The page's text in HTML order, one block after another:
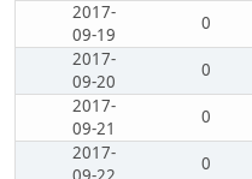
2017-
09-19
0
2017-
09-20
0
2017-
09-21
0
2017-
0